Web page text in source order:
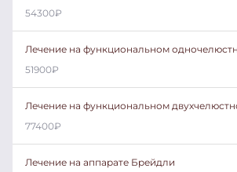
54300₽
Лечение на функциональном
51900₽
Лечение на функциональном
77400₽
Лечение на аппарате Брейдли